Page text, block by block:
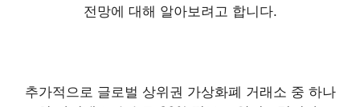
전망에 대해 알아보려고 합니다.
추가적으로 글로벌 상위권 가상화폐 거래소 중 하나